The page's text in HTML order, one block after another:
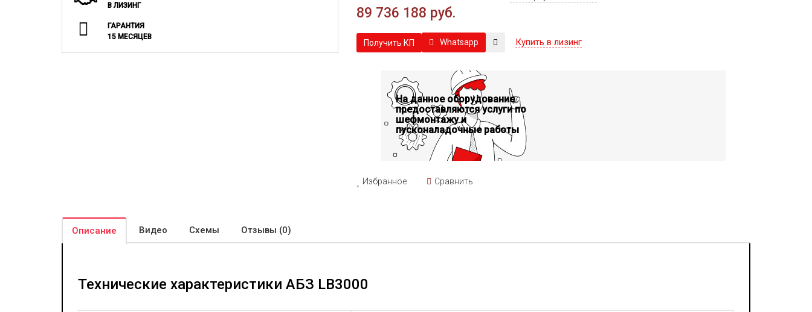
В ЛИЗИНГ
ГАРАНТИЯ
15 МЕСЯЦЕВ
менеджерам, нажав кнопку: "сделать заявку". Технические характеристики, схемы и видео Вы
89 736 188 руб.
Получить КП Whatsapp Купить в лизинг
На данное оборудование
предоставляются услуги по
шефмонтажу и
пусконаладочные работы
Избранное Сравнить
Описание Видео Схемы Отзывы (0)
Технические характеристики АБЗ LB3000